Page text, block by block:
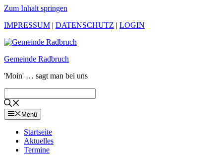
Zum Inhalt springen
IMPRESSUM | DATENSCHUTZ | LOGIN
Gemeinde Radbruch
'Moin' … sagt man bei uns
Menü
Startseite
Aktuelles
Termine